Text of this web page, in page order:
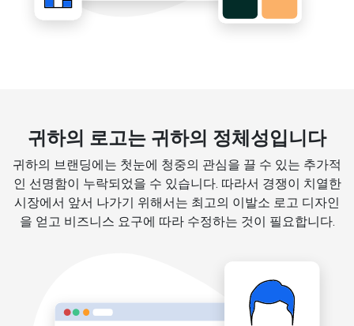
귀하의 로고는 귀하의 정체성입니다
귀하의 브랜딩에는 첫눈에 청중의 관심을 끌 수 있는 추가적
인 선명함이 누락되었을 수 있습니다. 따라서 경쟁이 치열한
시장에서 앞서 나가기 위해서는 최고의 이발소 로고 디자인
을 얻고 비즈니스 요구에 따라 수정하는 것이 필요합니다.